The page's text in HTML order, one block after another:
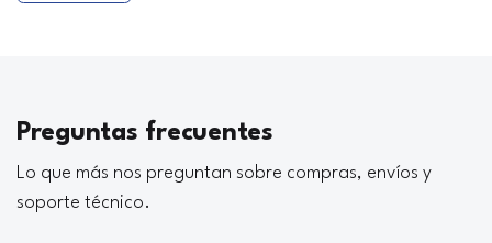
Preguntas frecuentes
Lo que más nos preguntan sobre compras, envíos y
soporte técnico.